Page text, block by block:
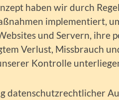
haben wir durch
implementiert,
und Servern, ihre
Verlust, Missbrauch
Kontrolle
datenschutzrechtlicher